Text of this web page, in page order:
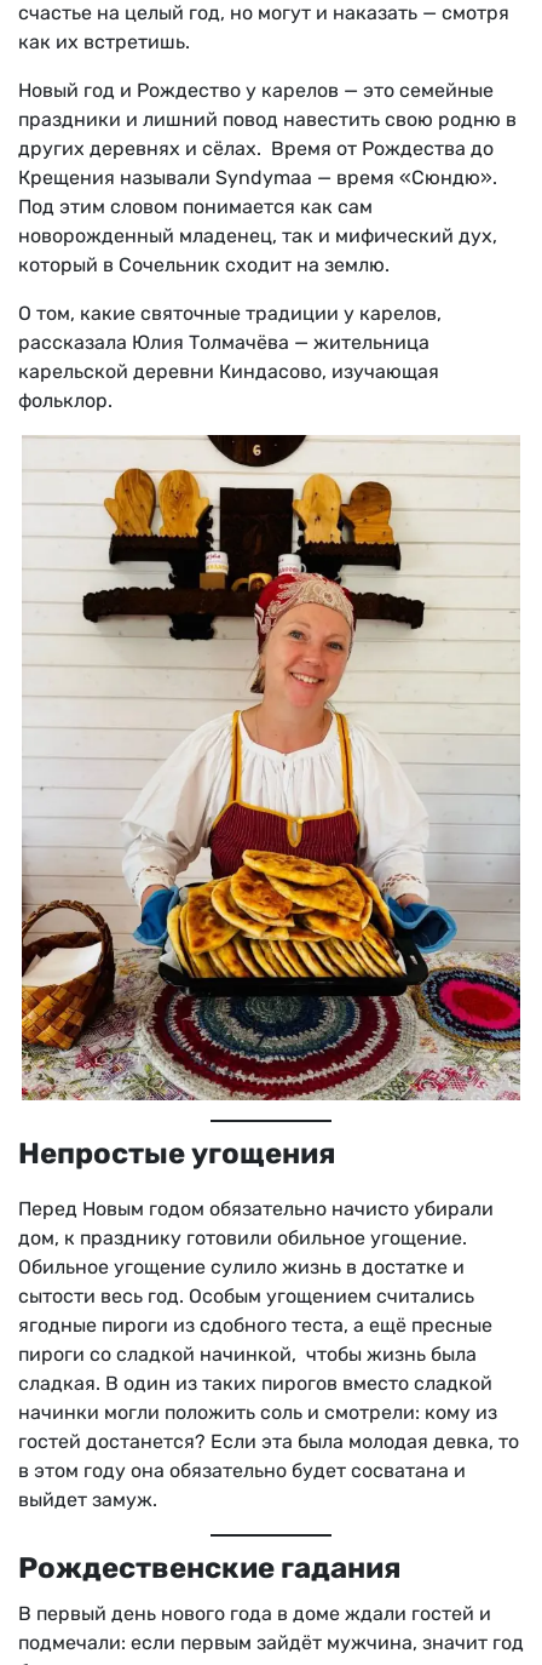
счастье на целый год, но могут и наказать — смотря
как их встретишь.
Новый год и Рождество у карелов — это семейные
праздники и лишний повод навестить свою родню в
других деревнях и сёлах. Время от Рождества до
Крещения называли Syndymaa — время «Сюндю».
Под этим словом понимается как сам
новорожденный младенец, так и мифический дух,
который в Сочельник сходит на землю.
О том, какие святочные традиции у карелов,
рассказала Юлия Толмачёва — жительница
карельской деревни Киндасово, изучающая
фольклор.
Непростые угощения
Перед Новым годом обязательно начисто убирали
дом, к празднику готовили обильное угощение.
Обильное угощение сулило жизнь в достатке и
сытости весь год. Особым угощением считались
ягодные пироги из сдобного теста, а ещё пресные
пироги со сладкой начинкой, чтобы жизнь была
сладкая. В один из таких пирогов вместо сладкой
начинки могли положить соль и смотрели: кому из
гостей достанется? Если эта была молодая девка, то
в этом году она обязательно будет сосватана и
выйдет замуж.
Рождественские гадания
В первый день нового года в доме ждали гостей и
подмечали: если первым зайдёт мужчина, значит год